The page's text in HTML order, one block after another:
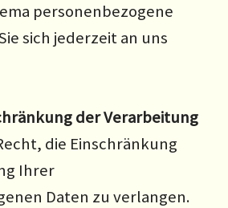
personenbezogene
sich jederzeit an uns
der Verarbeitung
die Einschränkung
Ihrer
Daten zu verlangen.